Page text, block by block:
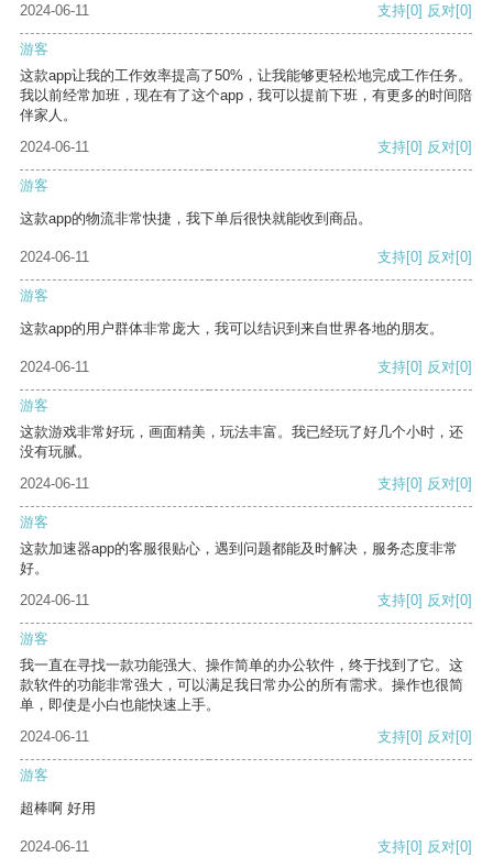
2024-06-11 支持[0] 反对[0]
游客
这款app让我的工作效率提高了50%，让我能够更轻松地完成工作任务。
我以前经常加班，现在有了这个app，我可以提前下班，有更多的时间陪
伴家人。
2024-06-11
支持[0] 反对[0]
游客
这款app的物流非常快捷，我下单后很快就能收到商品。
2024-06-11 支持[0] 反对[0]
游客
这款app的用户群体非常庞大，我可以结识到来自世界各地的朋友。
2024-06-11 支持[0] 反对[0]
游客
这款游戏非常好玩，画面精美，玩法丰富。我已经玩了好几个小时，还
没有玩腻。
2024-06-11
支持[0] 反对[0]
游客
这款加速器app的客服很贴心，遇到问题都能及时解决，服务态度非常
好。
2024-06-11
支持[0] 反对[0]
游客
我一直在寻找一款功能强大、操作简单的办公软件，终于找到了它。这
款软件的功能非常强大，可以满足我日常办公的所有需求。操作也很简
单，即使是小白也能快速上手。
2024-06-11
支持[0] 反对[0]
游客
超棒啊 好用
2024-06-11 支持[0] 反对[0]